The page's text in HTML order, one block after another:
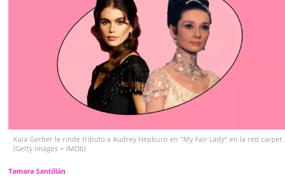
Kaia Gerber le rinde tributo a Audrey Hepburn en "My Fair Lady" en la red carpet
(Getty Images + IMDb)
Tamara Santillán